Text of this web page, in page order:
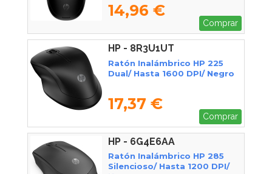
14,96 €
Comprar
HP - 8R3U1UT
Ratón Inalámbrico HP 225
Dual/ Hasta 1600 DPI/ Negro
17,37 €
Comprar
HP - 6G4E6AA
Ratón Inalámbrico HP 285
Silencioso/ Hasta 1200 DPI/